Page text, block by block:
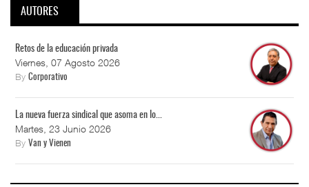
AUTORES
Retos de la educación privada
Viernes, 07 Agosto 2026
By Corporativo
La nueva fuerza sindical que asoma en lo...
Martes, 23 Junio 2026
By Van y Vienen